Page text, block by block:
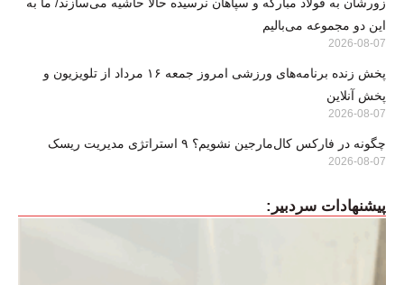
این دو مجموعه می‌بالیم
2026-08-07
پخش زنده برنامه‌های ورزشی امروز جمعه ۱۶ مرداد از تلویزیون و
پخش آنلاین
2026-08-07
چگونه در فارکس کال‌مارجین نشویم؟ ۹ استراتژی مدیریت ریسک
2026-08-07
پیشنهادات سردبیر: